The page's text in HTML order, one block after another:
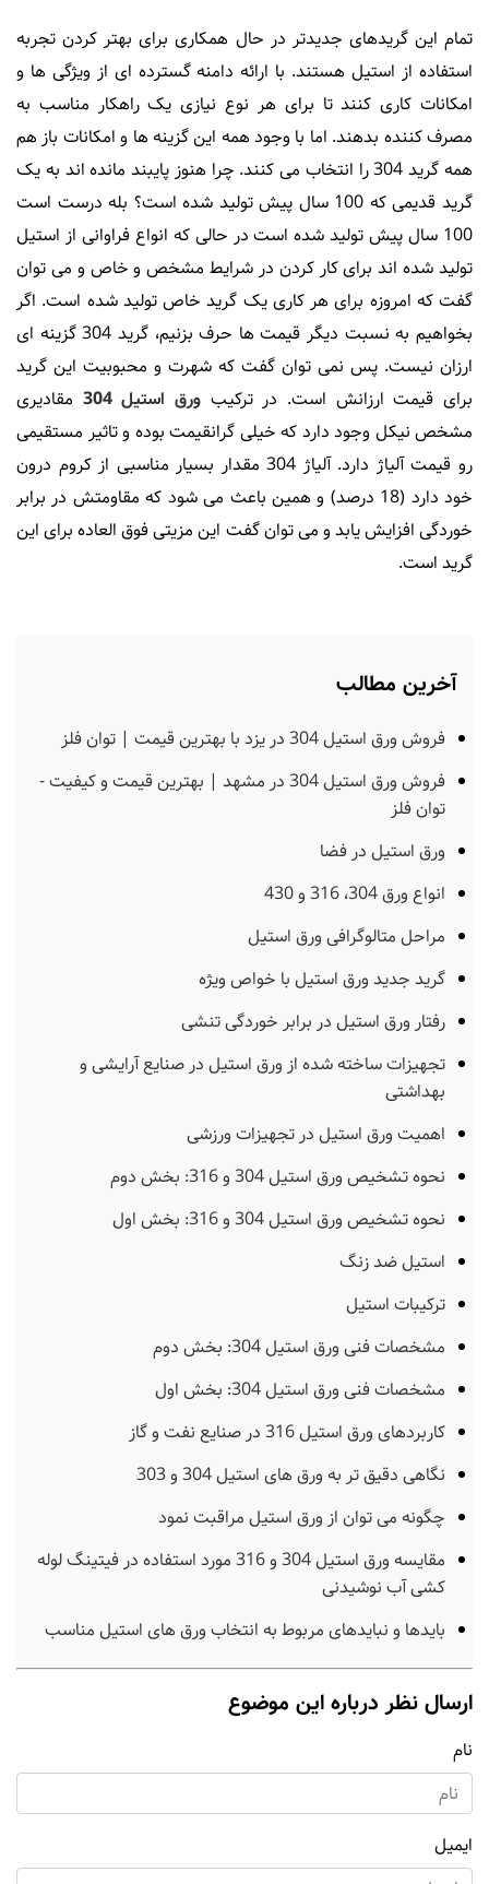
تمام این گریدهای جدیدتر در حال همکاری برای بهتر کردن تجربه
استفاده از استیل هستند. با ارائه دامنه گسترده ای از ویژگی ها و
امکانات کاری کنند تا برای هر نوع نیازی یک راهکار مناسب به
مصرف کننده بدهند. اما با وجود همه این گزینه ها و امکانات باز هم
همه گرید 304 را انتخاب می کنند. چرا هنوز پایبند مانده اند به یک
گرید قدیمی که 100 سال پیش تولید شده است؟ بله درست است
100 سال پیش تولید شده است در حالی که انواع فراوانی از استیل
تولید شده اند برای کار کردن در شرایط مشخص و خاص و می توان
گفت که امروزه برای هر کاری یک گرید خاص تولید شده است. اگر
بخواهیم به نسبت دیگر قیمت ها حرف بزنیم، گرید 304 گزینه ای
ارزان نیست. پس نمی توان گفت که شهرت و محبوبیت این گرید
برای قیمت ارزانش است. در ترکیب ورق استیل 304
مقادیری
مشخص نیکل وجود دارد که خیلی گرانقیمت بوده و تاثیر مستقیمی
رو قیمت آلیاژ دارد. آلیاژ 304 مقدار بسیار مناسبی از کروم درون
خود دارد (18 درصد) و همین باعث می شود که مقاومتش در برابر
خوردگی افزایش یابد و می توان گفت این مزیتی فوق العاده برای این
گرید است.
آخرین مطالب
فروش ورق استیل 304 در یزد با بهترین قیمت | توان فلز
فروش ورق استیل 304 در مشهد | بهترین قیمت و کیفیت -
توان فلز
ورق استیل در فضا
انواع ورق 304، 316 و 430
مراحل متالوگرافی ورق استیل
گرید جدید ورق استیل با خواص ویژه
رفتار ورق استیل در برابر خوردگی تنشی
تجهیزات ساخته شده از ورق استیل در صنایع آرایشی و
بهداشتی
اهمیت ورق استیل در تجهیزات ورزشی
نحوه تشخیص ورق استیل 304 و 316: بخش دوم
نحوه تشخیص ورق استیل 304 و 316: بخش اول
استیل ضد زنگ
ترکیبات استیل
مشخصات فنی ورق استیل 304: بخش دوم
مشخصات فنی ورق استیل 304: بخش اول
کاربردهای ورق استیل 316 در صنایع نفت و گاز
نگاهی دقیق تر به ورق های استیل 304 و 303
چگونه می توان از ورق استیل مراقبت نمود
مقایسه ورق استیل 304 و 316 مورد استفاده در فیتینگ لوله
کشی آب نوشیدنی
بایدها و نبایدهای مربوط به انتخاب ورق های استیل مناسب
ارسال نظر درباره این موضوع
نام
ایمیل